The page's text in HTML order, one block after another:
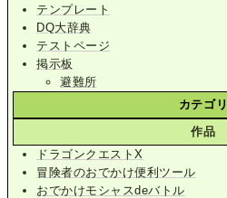
テンプレート
DQ大辞典
テストページ
掲示板
避難所
カテゴリ
作品
ドラゴンクエストX
冒険者のおでかけ便利ツール
おでかけモシャスdeバトル